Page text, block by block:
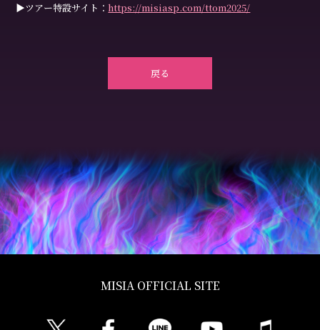
▶︎ツアー特設サイト：https://misiasp.com/ttom2025/
戻る
MISIA OFFICIAL SITE